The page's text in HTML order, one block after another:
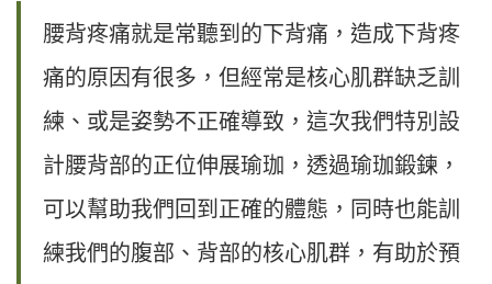
腰背疼痛就是常聽到的下背痛，造成下背疼
痛的原因有很多，但經常是核心肌群缺乏訓
練、或是姿勢不正確導致，這次我們特別設
計腰背部的正位伸展瑜珈，透過瑜珈鍛鍊，
可以幫助我們回到正確的體態，同時也能訓
練我們的腹部、背部的核心肌群，有助於預